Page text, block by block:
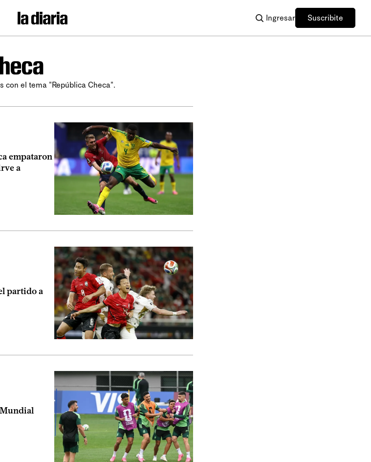
Ingresar Suscribite
con el tema "República Checa".
empataron
a
partido a